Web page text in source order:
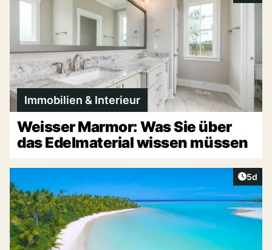
Immobilien & Interieur
Weisser Marmor: Was Sie über
das Edelmaterial wissen müssen
5d